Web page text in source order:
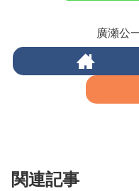
廣瀬公
関連記事